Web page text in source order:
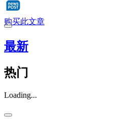
购买此文章
最新
热门
Loading...